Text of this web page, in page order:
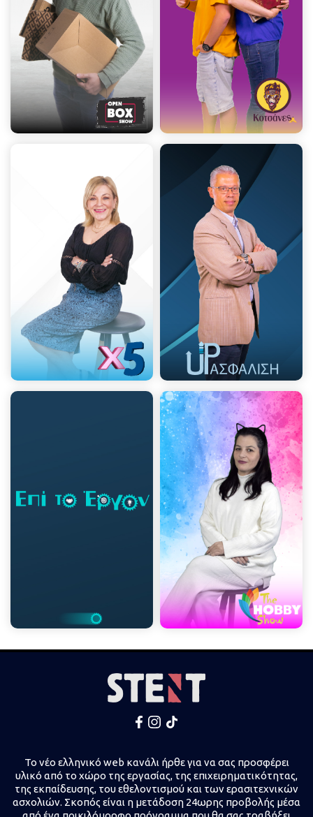
Το νέο ελληνικό web κανάλι ήρθε για να σας προσφέρει
υλικό από το χώρο της εργασίας, της επιχειρηματικότητας,
της εκπαίδευσης, του εθελοντισμού και των ερασιτεχνικών
ασχολιών. Σκοπός είναι η μετάδοση 24ωρης προβολής μέσα